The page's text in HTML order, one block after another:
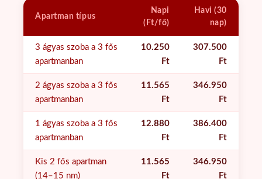
Apartman típus
Napi
(Ft/fő)
Havi (30
nap)
3 ágyas szoba a 3 fős
apartmanban
10.250
Ft
307.500
Ft
2 ágyas szoba a 3 fős
apartmanban
11.565
Ft
346.950
Ft
1 ágyas szoba a 3 fős
apartmanban
12.880
Ft
386.400
Ft
Kis 2 fős apartman
(14–15 nm)
11.565
Ft
346.950
Ft